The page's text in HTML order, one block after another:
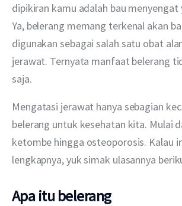
Layanan
dipikiran kamu adalah bau menyengat
Ya, belerang memang terkenal akan
digunakan sebagai salah satu obat
jerawat. Ternyata manfaat belerang
saja.
Mengatasi jerawat hanya sebagian
belerang untuk kesehatan kita. Mulai
ketombe hingga osteoporosis. Kalau
lengkapnya, yuk simak ulasannya
Apa itu belerang